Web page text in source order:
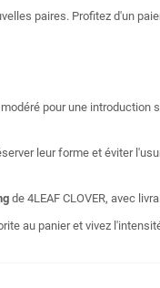
paires. Profitez d'un
pour une introduction
leur forme et éviter
de 4LEAF CLOVER, avec
au panier et vivez